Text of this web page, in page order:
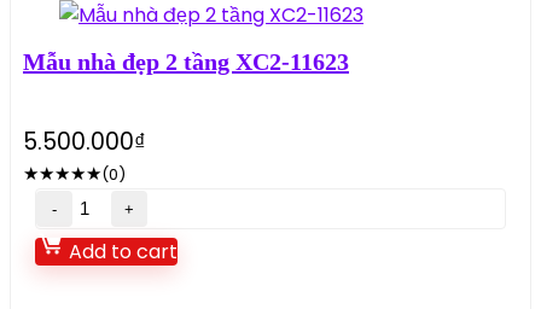
Mẫu nhà đẹp 2 tầng XC2-11623
5.500.000₫
★★★★★(0)
Mẫu
nhà
đẹp
Add to cart